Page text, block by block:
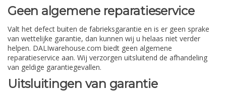
Geen algemene reparatieservice
Valt het defect buiten de fabrieksgarantie en is er geen sprake
van wettelijke garantie, dan kunnen wij u helaas niet verder
helpen. DALIwarehouse.com biedt geen algemene
reparatieservice aan. Wij verzorgen uitsluitend de afhandeling
van geldige garantiegevallen.
Uitsluitingen van garantie